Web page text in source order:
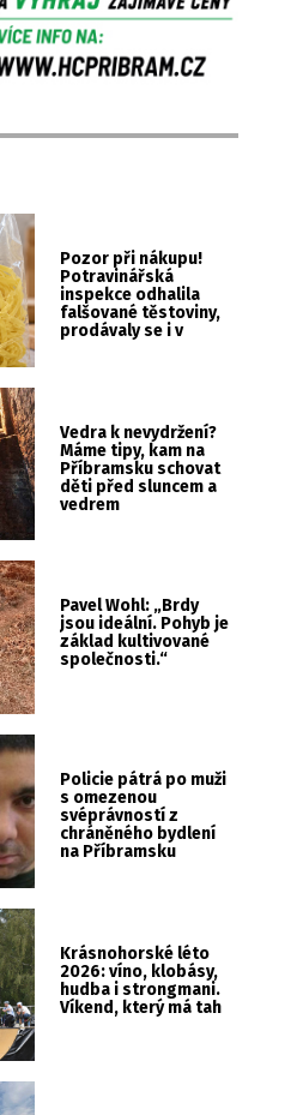
Pozor při nákupu!
Potravinářská
inspekce odhalila
falšované těstoviny,
prodávaly se i v
Vedra k nevydržení?
Máme tipy, kam na
Příbramsku schovat
děti před sluncem a
vedrem
Pavel Wohl: „Brdy
jsou ideální. Pohyb je
základ kultivované
společnosti.“
Policie pátrá po muži
s omezenou
svéprávností z
chráněného bydlení
na Příbramsku
Krásnohorské léto
2026: víno, klobásy,
hudba i strongmani.
Víkend, který má tah